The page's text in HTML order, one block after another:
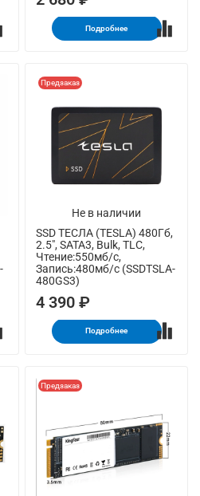
Подробнее
Не в наличии
Предзаказ
SSD ТЕСЛА (TESLA) 480Гб,
2.5", SATA3, Bulk, TLC,
Чтение:550мб/с,
Запись:480мб/с (SSDTSLA-
480GS3)
4 390 ₽
Подробнее
Предзаказ